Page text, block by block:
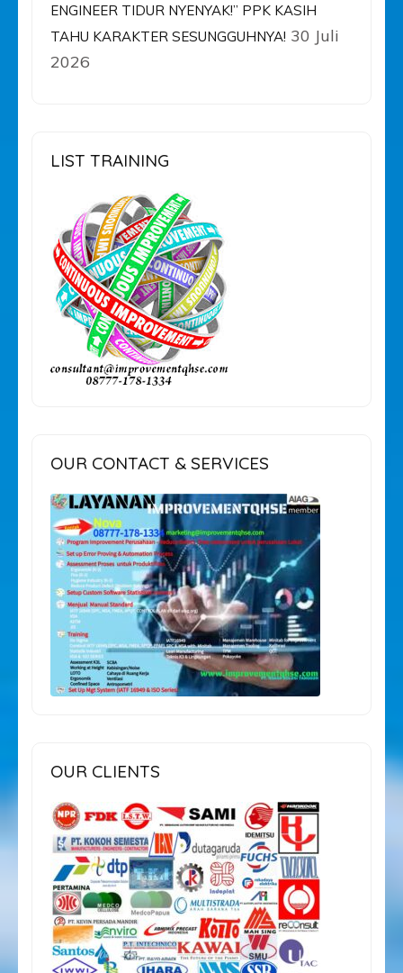
ENGINEER TIDUR NYENYAK!” PPK KASIH
TAHU KARAKTER SESUNGGUHNYA! 30 Juli
2026
LIST TRAINING
OUR CONTACT & SERVICES
OUR CLIENTS